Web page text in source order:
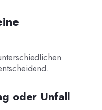
oder Unfall